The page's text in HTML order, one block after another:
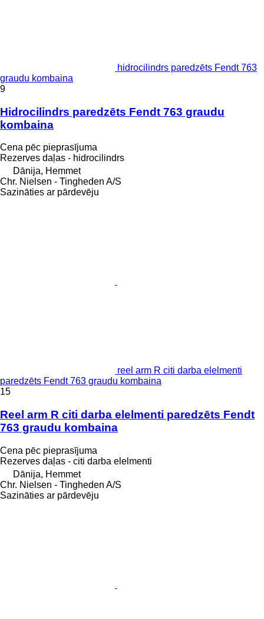
hidrocilindrs paredzēts Fendt 763
graudu kombaina
9
Hidrocilindrs paredzēts Fendt 763 graudu
kombaina
Cena pēc pieprasījuma
Rezerves daļas - hidrocilindrs
Dānija, Hemmet
Chr. Nielsen - Tingheden A/S
Sazināties ar pārdevēju
reel arm R citi darba elelmenti
paredzēts Fendt 763 graudu kombaina
15
Reel arm R citi darba elelmenti paredzēts Fendt
763 graudu kombaina
Cena pēc pieprasījuma
Rezerves daļas - citi darba elelmenti
Dānija, Hemmet
Chr. Nielsen - Tingheden A/S
Sazināties ar pārdevēju